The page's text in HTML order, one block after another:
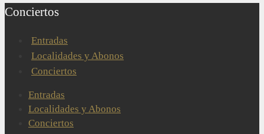
Conciertos
Entradas
Localidades y Abonos
Conciertos
Entradas
Localidades y Abonos
Conciertos